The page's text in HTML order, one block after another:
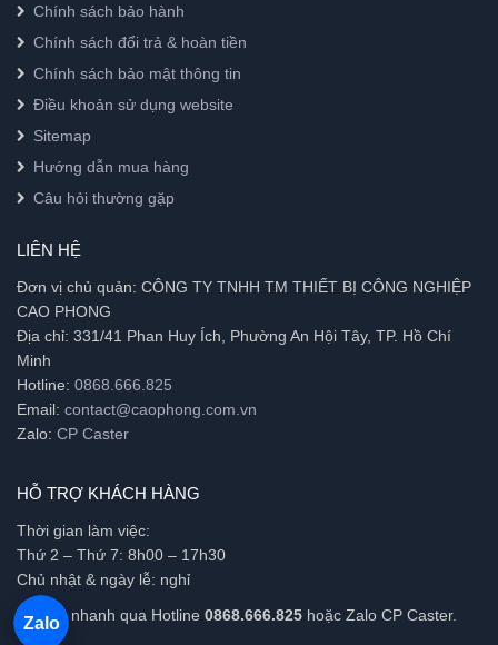
Chính sách bảo hành
Chính sách đổi trả & hoàn tiền
Chính sách bảo mật thông tin
Điều khoản sử dụng website
Sitemap
Hướng dẫn mua hàng
Câu hỏi thường gặp
LIÊN HỆ
Đơn vị chủ quản: CÔNG TY TNHH TM THIẾT BỊ CÔNG NGHIỆP
CAO PHONG
Địa chỉ: 331/41 Phan Huy Ích, Phường An Hội Tây, TP. Hồ Chí
Minh
Hotline: 0868.666.825
Email: contact@caophong.com.vn
Zalo: CP Caster
HỖ TRỢ KHÁCH HÀNG
Thời gian làm việc:
Thứ 2 – Thứ 7: 8h00 – 17h30
Chủ nhật & ngày lễ: nghỉ
Tư vấn nhanh qua Hotline 0868.666.825 hoặc Zalo CP Caster.
Zalo